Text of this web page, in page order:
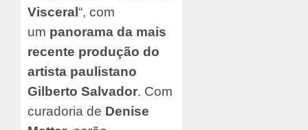
Visceral“, com
um panorama da mais
recente produção do
artista paulistano
Gilberto Salvador. Com
curadoria de Denise